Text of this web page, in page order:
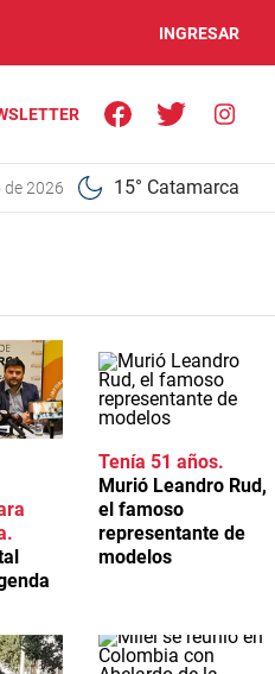
INGRESAR
de 2026 15° Catamarca
Tenía 51 años
Murió Leandro Rud,
el famoso
representante de
modelos